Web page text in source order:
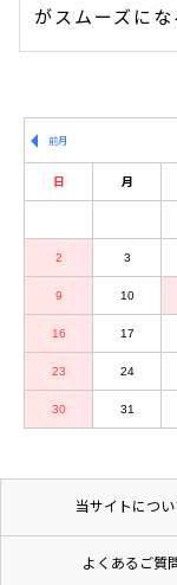
がスムーズにな
前月
日 月
2 3
9 10
16 17
23 24
30 31
当サイトについ
よくあるご質